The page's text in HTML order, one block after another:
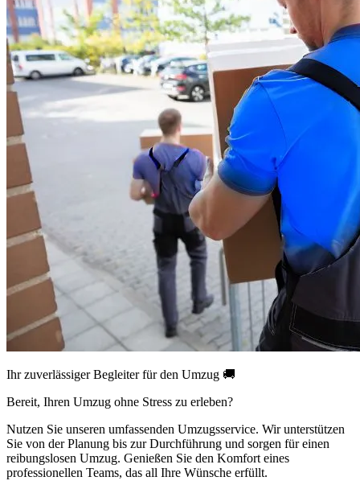
Ihr zuverlässiger Begleiter für den Umzug 🚚
Bereit, Ihren Umzug ohne Stress zu erleben?
Nutzen Sie unseren umfassenden Umzugsservice. Wir unterstützen
Sie von der Planung bis zur Durchführung und sorgen für einen
reibungslosen Umzug. Genießen Sie den Komfort eines
professionellen Teams, das all Ihre Wünsche erfüllt.